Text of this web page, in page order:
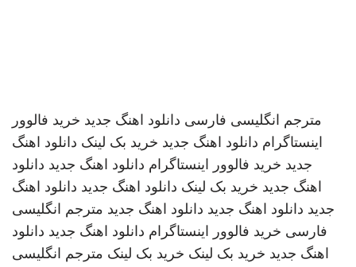
مترجم انگلیسی فارسی دانلود اهنگ جدید خرید فالوور
اینستاگرام دانلود اهنگ جدید خرید بک لینک دانلود اهنگ
جدید خرید فالوور اینستاگرام دانلود اهنگ جدید دانلود
اهنگ جدید خرید بک لینک دانلود اهنگ جدید دانلود اهنگ
جدید دانلود اهنگ جدید دانلود اهنگ جدید مترجم انگلیسی
فارسی خرید فالوور اینستاگرام دانلود اهنگ جدید دانلود
اهنگ جدید خرید بک لینک خرید بک لینک مترجم انگلیسی